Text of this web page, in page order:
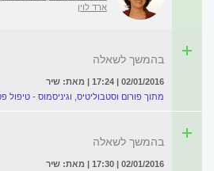
ארד לוין
בהמשך לשאלה
02/01/2016 | 17:24 | מאת: שיר
מתוך פורום וסטבוליטיס, וגיניסמוס - טיפול
בהמשך לשאלה
02/01/2016 | 17:30 | מאת: שיר